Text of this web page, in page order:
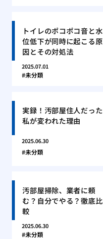
トイレのポコポコ音と水
位低下が同時に起こる原
因とその対処法
2025.07.01
未分類
実録！汚部屋住人だった
私が変われた理由
2025.06.30
未分類
汚部屋掃除、業者に頼
む？自分でやる？徹底比
較
2025.06.30
未分類